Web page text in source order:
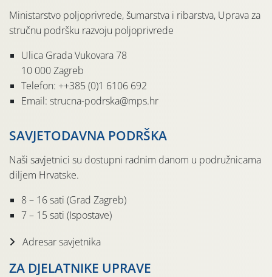
Ministarstvo poljoprivrede, šumarstva i ribarstva, Uprava za
stručnu podršku razvoju poljoprivrede
Ulica Grada Vukovara 78
10 000 Zagreb
Telefon: ++385 (0)1 6106 692
Email: strucna-podrska@mps.hr
SAVJETODAVNA PODRŠKA
Naši savjetnici su dostupni radnim danom u podružnicama
diljem Hrvatske.
8 – 16 sati (Grad Zagreb)
7 – 15 sati (Ispostave)
Adresar savjetnika
ZA DJELATNIKE UPRAVE